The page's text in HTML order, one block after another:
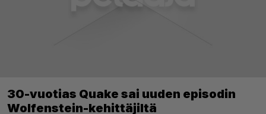
30-vuotias Quake sai uuden episodin
Wolfenstein-kehittäjiltä